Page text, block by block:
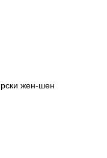
жен-шен